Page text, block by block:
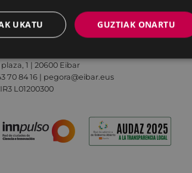
guztiak
1 | 20600 Eibar
70 84 16 | pegora@eibar.eus
L01200300
GUZTIAK ONARTU
UKATU